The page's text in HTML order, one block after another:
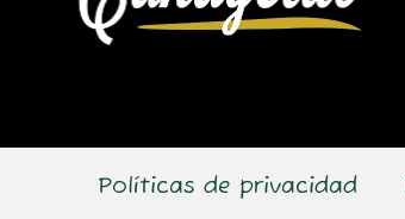
Políticas de privacidad